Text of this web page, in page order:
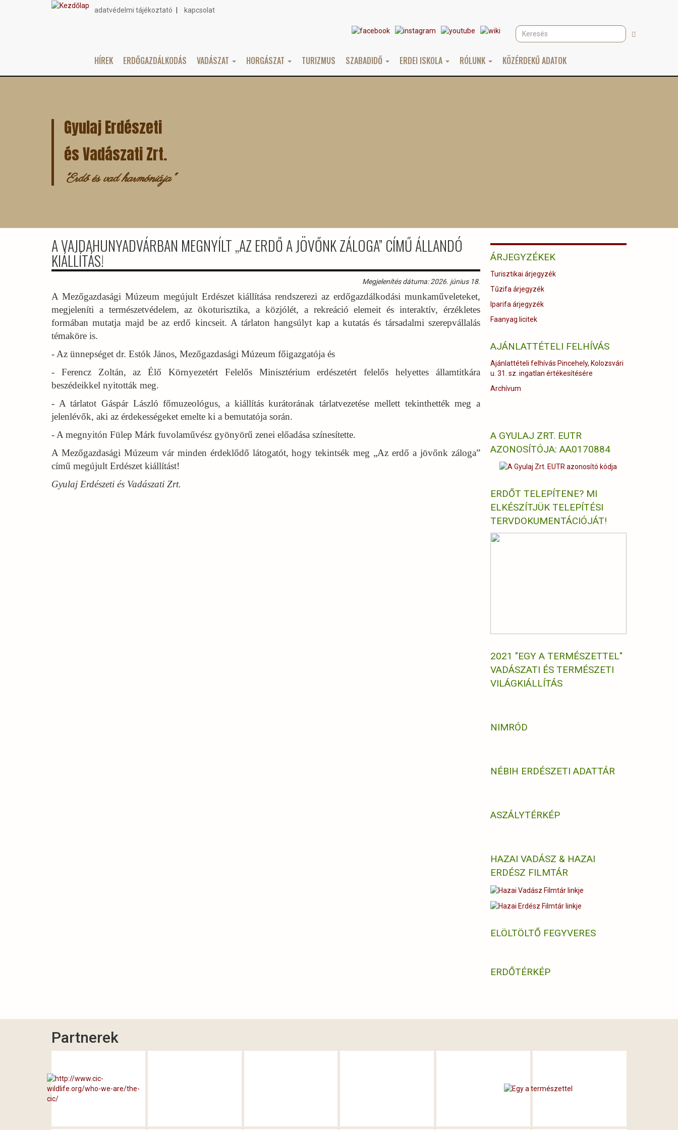
Topmenu
adatvédelmi tájékoztató kapcsolat
Keresés Keresés
Main
HÍREK ERDŐGAZDÁLKODÁS VADÁSZAT HORGÁSZAT TURIZMUS SZABADIDŐ ERDEI ISKOLA RÓLUNK KÖZÉRDEKŰ ADATOK
Gyulaj Erdészeti
és Vadászati Zrt.
"Erdő és vad harmóniája"
A VAJDAHUNYADVÁRBAN MEGNYÍLT „AZ ERDŐ A JÖVŐNK ZÁLOGA” CÍMŰ ÁLLANDÓ
KIÁLLÍTÁS!
Megjelenítés dátuma: 2026. június 18.
A Mezőgazdasági Múzeum megújult Erdészet kiállítása rendszerezi az erdőgazdálkodási munkaműveleteket,
megjeleníti a természetvédelem, az ökoturisztika, a közjólét, a rekreáció elemeit és interaktív, érzékletes
formában mutatja majd be az erdő kincseit. A tárlaton hangsúlyt kap a kutatás és társadalmi szerepvállalás
témaköre is.
- Az ünnepséget dr. Estók János, Mezőgazdasági Múzeum főigazgatója és
- Ferencz Zoltán, az Élő Környezetért Felelős Minisztérium erdészetért felelős helyettes államtitkára
beszédeikkel nyitották meg.
- A tárlatot Gáspár László főmuzeológus, a kiállítás kurátorának tárlatvezetése mellett tekinthették meg a
jelenlévők, aki az érdekességeket emelte ki a bemutatója során.
- A megnyitón Fülep Márk fuvolaművész gyönyörű zenei előadása színesítette.
A Mezőgazdasági Múzeum vár minden érdeklődő látogatót, hogy tekintsék meg „Az erdő a jövőnk záloga”
című megújult Erdészet kiállítást!
Gyulaj Erdészeti és Vadászati Zrt.
ÁRJEGYZÉKEK
Turisztikai árjegyzék
Tűzifa árjegyzék
Iparifa árjegyzék
Faanyag licitek
AJÁNLATTÉTELI FELHÍVÁS
Ajánlattételi felhívás Pincehely, Kolozsvári
u. 31. sz. ingatlan értékesítésére
Archívum
A GYULAJ ZRT. EUTR
AZONOSÍTÓJA: AA0170884
ERDŐT TELEPÍTENE? MI
ELKÉSZÍTJÜK TELEPÍTÉSI
TERVDOKUMENTÁCIÓJÁT!
2021 "EGY A TERMÉSZETTEL"
VADÁSZATI ÉS TERMÉSZETI
VILÁGKIÁLLÍTÁS
NIMRÓD
NÉBIH ERDÉSZETI ADATTÁR
ASZÁLYTÉRKÉP
HAZAI VADÁSZ & HAZAI
ERDÉSZ FILMTÁR
ELÖLTÖLTŐ FEGYVERES
ERDŐTÉRKÉP
Partnerek